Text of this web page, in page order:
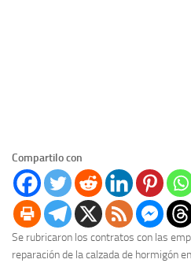
Compartilo con
Se rubricaron los contratos con las
reparación de la calzada de hormigón